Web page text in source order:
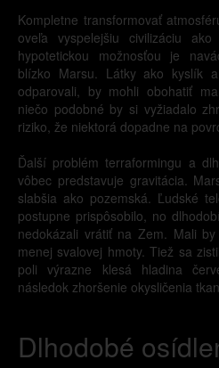
Kompletne transformovať
oveľa vyspelejšiu civilizáciu
hypotetickou možnosťou je
blízko Marsu. Látky ako kyslík
odparovali, by mohli obohatiť
niečo podobné by si vyžiadalo
riziko, že niektorá dopadne na
Ďalší problém terraformingu a
vôbec predstavuje gravitácia.
slabšia ako pozemská. Ľudské
postupne prispôsobilo, no
nedokázali vrátiť na Zem. Mali
menej svalovej hmoty. Tiež sa
poli výrazne klesá hladina
následok zhoršenie okysličenia
Dlhodobé